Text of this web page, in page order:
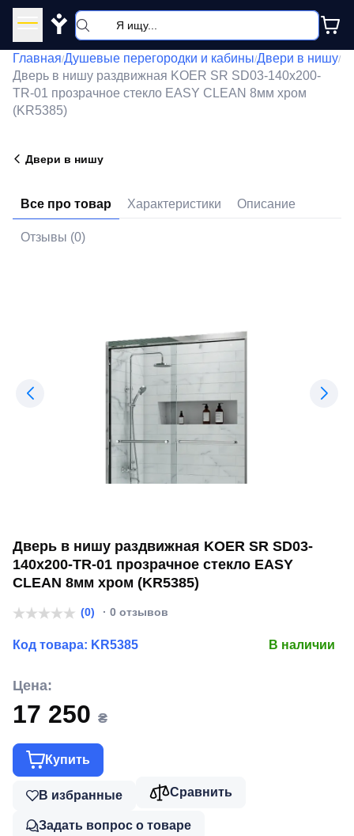
Y
Главная/Душевые перегородки и кабины/Двери в нишу/
Дверь в нишу раздвижная KOER SR SD03-140x200-
TR-01 прозрачное стекло EASY CLEAN 8мм хром
(KR5385)
Двери в нишу
Все про товар Характеристики Описание
Отзывы (0)
Дверь в нишу раздвижная KOER SR SD03-
140x200-TR-01 прозрачное стекло EASY
CLEAN 8мм хром (KR5385)
(0) · 0 отзывов
Код товара: KR5385 В наличии
Цена:
17 250 ₴
Купить
В избранные Сравнить
Задать вопрос о товаре